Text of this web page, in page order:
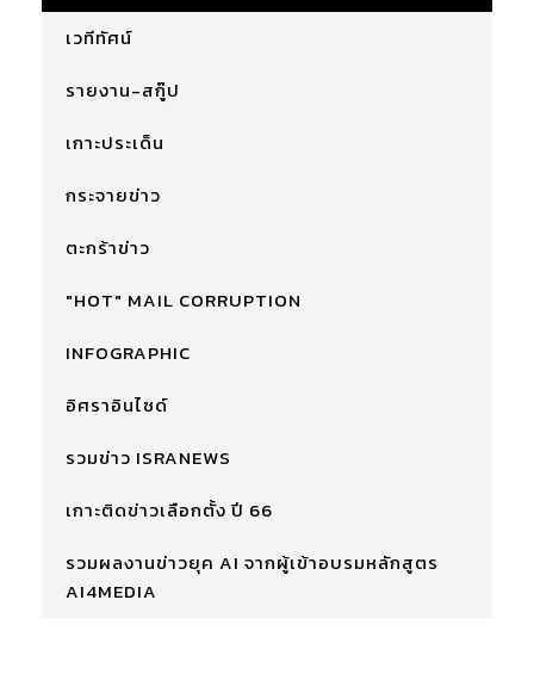
เวทีทัศน์
รายงาน-สกู๊ป
เกาะประเด็น
กระจายข่าว
ตะกร้าข่าว
"HOT" MAIL CORRUPTION
INFOGRAPHIC
อิศราอินไซด์
รวมข่าว ISRANEWS
เกาะติดข่าวเลือกตั้ง ปี 66
รวมผลงานข่าวยุค AI จากผู้เข้าอบรมหลักสูตร
AI4MEDIA